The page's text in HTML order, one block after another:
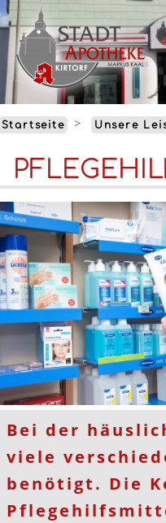
Startseite Unsere
Bei der
viele
benötigt. Die